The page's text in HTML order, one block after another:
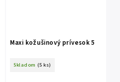
Maxi kožušinový prívesok 5
Skladom (5 ks)